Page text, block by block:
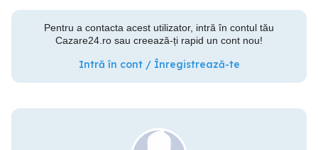
Pentru a contacta acest utilizator, intră în contul tău
Cazare24.ro sau creează-ți rapid un cont nou!
Intră în cont / Înregistrează-te